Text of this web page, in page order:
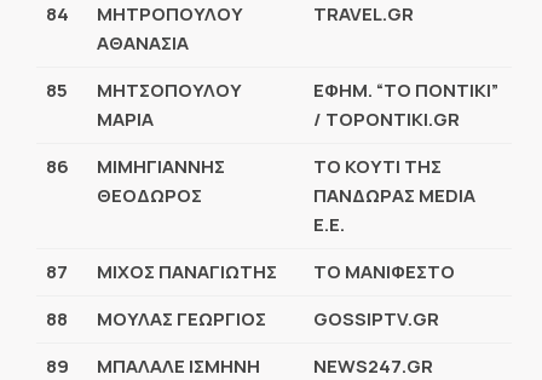
84
ΜΗΤΡΟΠΟΥΛΟΥ
ΑΘΑΝΑΣΙΑ
TRAVEL.GR
85
ΜΗΤΣΟΠΟΥΛΟΥ
ΜΑΡΙΑ
ΕΦΗΜ. “ΤΟ ΠΟΝΤΙΚΙ”
/ TOPONTIKI.GR
86
ΜΙΜΗΓΙΑΝΝΗΣ
ΘΕΟΔΩΡΟΣ
ΤΟ ΚΟΥΤΙ ΤΗΣ
ΠΑΝΔΩΡΑΣ MEDIA
Ε.Ε.
87
ΜΙΧΟΣ ΠΑΝΑΓΙΩΤΗΣ
TΟ ΜΑΝΙΦΕΣΤΟ
88
ΜΟΥΛΑΣ ΓΕΩΡΓΙΟΣ
GOSSIPTV.GR
89
ΜΠΑΛΑΛΕ ΙΣΜΗΝΗ
NEWS247.GR